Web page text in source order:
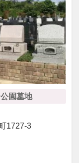
園墓地
1727-3